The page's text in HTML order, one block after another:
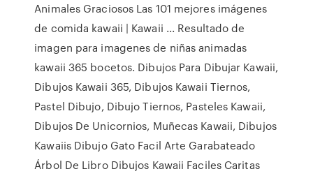
Animales Graciosos Las 101 mejores imágenes
de comida kawaii | Kawaii ... Resultado de
imagen para imagenes de niñas animadas
kawaii 365 bocetos. Dibujos Para Dibujar Kawaii,
Dibujos Kawaii 365, Dibujos Kawaii Tiernos,
Pastel Dibujo, Dibujo Tiernos, Pasteles Kawaii,
Dibujos De Unicornios, Muñecas Kawaii, Dibujos
Kawaiis Dibujo Gato Facil Arte Garabateado
Árbol De Libro Dibujos Kawaii Faciles Caritas